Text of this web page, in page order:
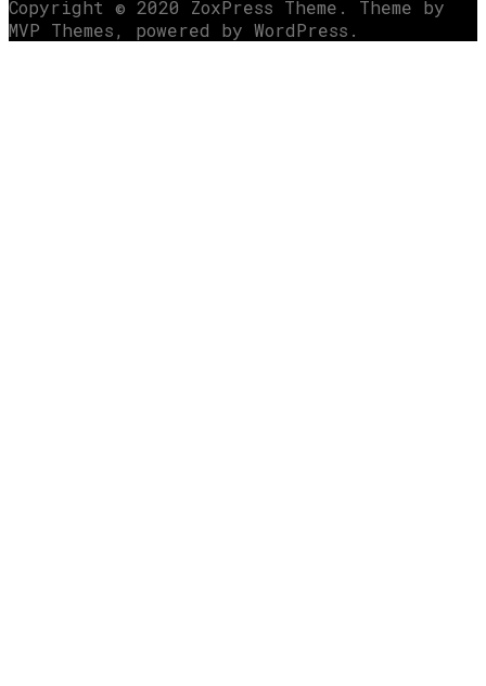
Copyright © 2020 ZoxPress Theme. Theme by
MVP Themes, powered by WordPress.